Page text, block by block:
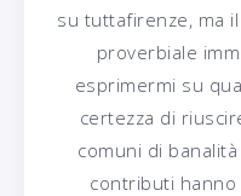
su tuttafirenze, ma
proverbiale
esprimermi su
certezza di
comuni di
contributi